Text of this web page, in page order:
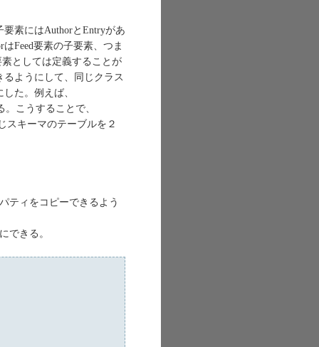
素にはAuthorとEntryがあ
Feed要素の子要素、つま
としては定義することが
ようにして、同じクラス
た。例えば、
こうすることで、
スキーマのテーブルを２
ティをコピーできるよう
できる。